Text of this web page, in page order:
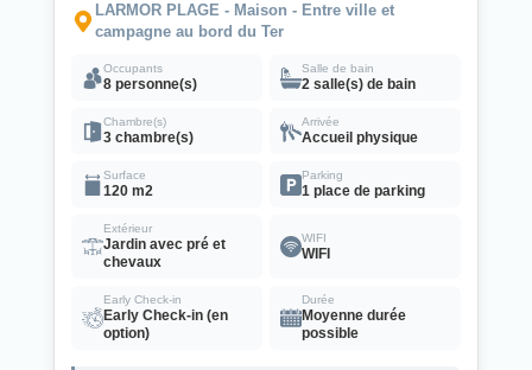
LARMOR PLAGE - Maison - Entre ville et
campagne au bord du Ter
Occupants
8 personne(s)
Salle de bain
2 salle(s) de bain
Chambre(s)
3 chambre(s)
Arrivée
Accueil physique
Surface
120 m2
Parking
1 place de parking
Extérieur
Jardin avec pré et
chevaux
WIFI
WIFI
Early Check-in
Early Check-in (en
option)
Durée
Moyenne durée
possible